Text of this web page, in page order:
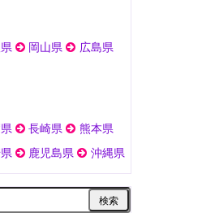
岡山県
広島県
長崎県
熊本県
鹿児島県 沖縄県